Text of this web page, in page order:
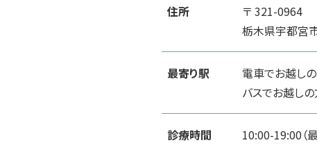
住所
〒 321-0964
栃木県宇都宮
最寄り駅
電車でお越し
バスでお越し
診療時間
10:00-19:00（